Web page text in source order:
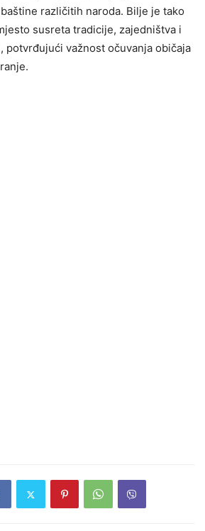
različitih naroda. Bilje je tako
susreta tradicije, zajedništva i
potvrđujući važnost očuvanja običaja